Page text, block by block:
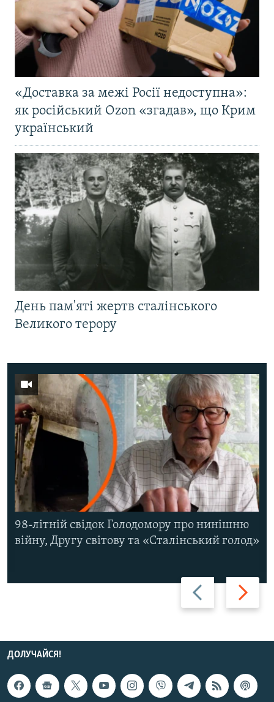
«Доставка за межі Росії недоступна»:
як російський Ozon «згадав», що Крим
український
День пам'яті жертв сталінського
Великого терору
Назад Вперед
98-літній свідок Голодомору про нинішню
війну, Другу світову та «Сталінський голод»
ДОЛУЧАЙСЯ!